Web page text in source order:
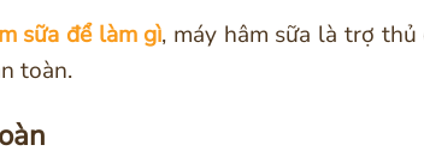
sữa để làm gì, máy hâm sữa là trợ
toàn.